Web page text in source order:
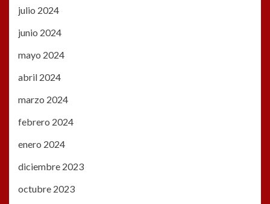
julio 2024
junio 2024
mayo 2024
abril 2024
marzo 2024
febrero 2024
enero 2024
diciembre 2023
octubre 2023